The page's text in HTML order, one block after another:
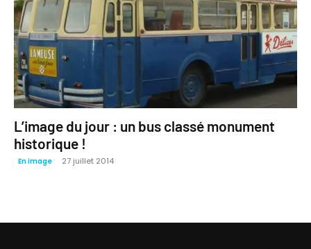
L’image du jour : un bus classé monument
historique !
En image 27 juillet 2014